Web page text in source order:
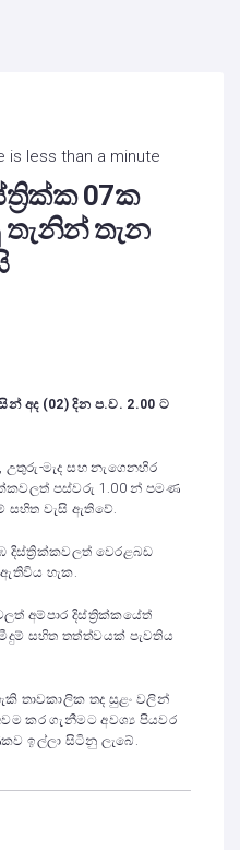
is less than a minute
07ක
තැනින් තැන
අද (02) දින ප.ව. 2.00 ට
මැද සහ නැගෙනහිර
පස්වරු 1.00 න් පමණ
සහිත වැසි ඇතිවේ.
වෙරළබඩ
ඇතිවිය හැක.
අම්පාර දිස්ත්‍රික්කයේත්
සහිත තත්ත්වයක් පැවතිය
තාවකාලික තද සුළං වලින්
කර ගැනීමට අවශ්‍ය පියවර
ඉල්ලා සිටිනු ලැබේ.